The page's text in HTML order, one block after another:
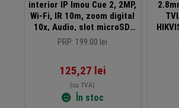
interior IP Imou Cue 2, 2MP,
Wi-Fi, IR 10m, zoom digital
10x, Audio, slot microSD,
IPC-C32EP
PRP: 199.00 lei
125,27 lei
(cu TVA)
În stoc